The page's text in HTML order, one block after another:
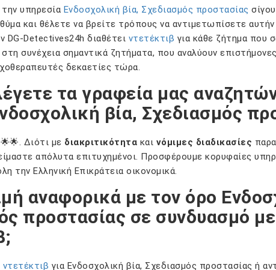
την υπηρεσία Ενδοσχολική βία, Σχεδιασμός προστασίας
και θέλετε να βρείτε τρόπους να αντιμετωπίσετε
DG-Detectives24h διαθέτει ντετέκτιβ για κάθε ζήτημα που
συνέχεια σημαντικά ζητήματα, που αναλύουν
δεκαετίες τώρα.
τα γραφεία μας
βία, Σχεδιασμός
Διότι με διακριτικότητα και νόμιμες διαδικασίες
απόλυτα επιτυχημένοι. Προσφέρουμε κορυφαίες
την Ελληνική Επικράτεια οικονομικά.
αναφορικά με τον όρο
προστασίας σε συνδυασμό
ντετέκτιβ για Ενδοσχολική βία, Σχεδιασμός προστασίας ή